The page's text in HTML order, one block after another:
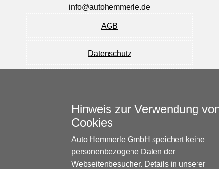
info@autohemmerle.de
AGB
Datenschutz
Alle Rechte vorbehalten.
Hinweis zur Verwendung
Cookies
Auto Hemmerle GmbH speichert keine
personenbezogene Daten der
Webseitenbesucher. Details in unserer